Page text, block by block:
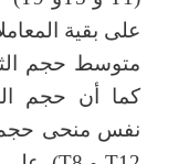
على بقية
متوسط حجم الثمرة
كما أن حجم
نفس منحى حجم